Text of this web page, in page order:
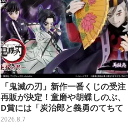
「鬼滅の刃」新作一番くじの受注
再販が決定！童磨や胡蝶しのぶ、
D賞には「炭治郎と義勇のてちて
ちフィギュア」も
2026.8.7